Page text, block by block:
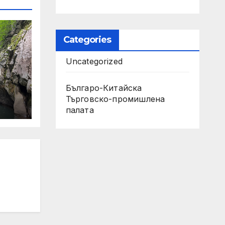
Categories
Uncategorized
Българо-Китайска
Търговско-промишлена
палaта